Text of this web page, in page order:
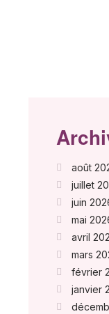
août
juillet
juin
mai
avril
mars
février
janvier